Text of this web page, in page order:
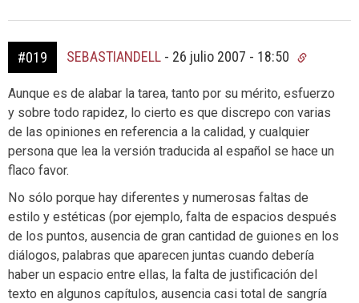
#019 SEBASTIANDELL - 26 julio 2007 - 18:50
Aunque es de alabar la tarea, tanto por su mérito, esfuerzo
y sobre todo rapidez, lo cierto es que discrepo con varias
de las opiniones en referencia a la calidad, y cualquier
persona que lea la versión traducida al español se hace un
flaco favor.
No sólo porque hay diferentes y numerosas faltas de
estilo y estéticas (por ejemplo, falta de espacios después
de los puntos, ausencia de gran cantidad de guiones en los
diálogos, palabras que aparecen juntas cuando debería
haber un espacio entre ellas, la falta de justificación del
texto en algunos capítulos, ausencia casi total de sangría